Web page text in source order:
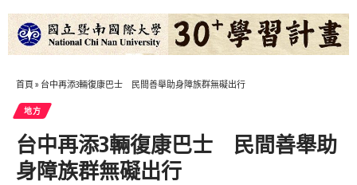
首頁 » 台中再添3輛復康巴士 民間善舉助身障族群無礙出行
地方
台中再添3輛復康巴士 民間善舉助
身障族群無礙出行